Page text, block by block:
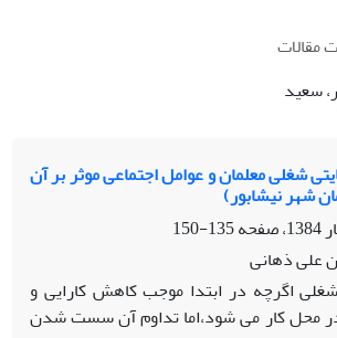
مقالات
سعید
شغلی معلمان و عوامل اجتماعی موثر بر آن
شهر نیشابور)
135-150
علی ذهانی
اگرچه در ابتدا موجب کاهش کارایی و
محل کار می شود،اما تداوم آن سست شدن